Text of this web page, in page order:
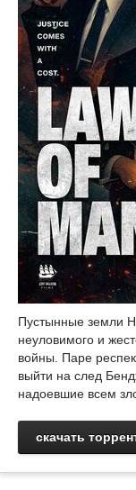
Пустынные земли
неуловимого и
войны. Паре
выйти на след
надоевшие всем
скачать